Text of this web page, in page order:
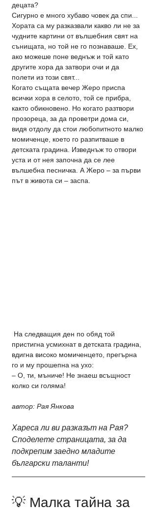
децата?
Сигурно е много хубаво човек да спи...
Хората са му разказвали какво ли не за
чудните картини от вълшебния свят на
сънищата, но той не го познаваше. Ех,
ако можеше поне веднъж и той като
другите хора да затвори очи и да
полети из този свят...
Когато същата вечер Жеро приспа
всички хора в селото, той се прибра,
както обикновено. Но когато разтвори
прозореца, за да проветри дома си,
видя отдолу да стои любопитното малко
момиченце, което го разпитваше в
детската градина. Изведнъж то отвори
уста и от нея започна да се лее
вълшебна песничка. А Жеро – за първи
път в живота си – заспа.
пристигна усмихнат в детската градина,
вдигна високо момиченцето, прегърна
го и му прошепна на ухо:
– О, ти, мъниче! Не знаеш всъщност
колко си голяма!
автор: Рая Янкова
Хареса ли ви разказът на Рая?
Споделете страницата, за да
подкрепим заедно младите
български таланти!
💡 Малка тайна за